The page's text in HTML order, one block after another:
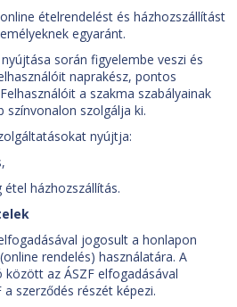
ételrendelést és házhozszállítást
egyaránt.
során figyelembe veszi és
naprakész, pontos
a szakma szabályainak
színvonalon szolgálja ki.
nyújtja:
házhozszállítás.
jogosult a honlapon
rendelés) használatára. A
az ÁSZF elfogadásával
szerződés részét képezi.